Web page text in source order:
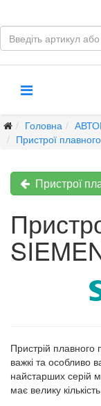
Головна
Пристрої
Пристрої
Пристрій
важкі та особливо
найстарших серій
має велику